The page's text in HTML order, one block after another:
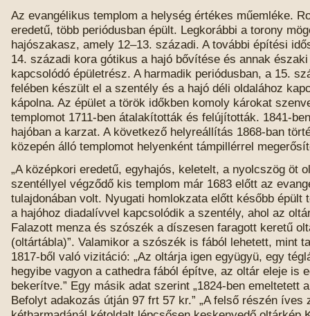
Az evangélikus templom a helység értékes műemléke.
eredetű, több periódusban épült. Legkorábbi a torony
hajószakasz, amely 12–13. századi. A további építési
14. századi kora gótikus a hajó bővítése és annak
kapcsolódó épületrész. A harmadik periódusban, a 15.
felében készült el a szentély és a hajó déli oldalához
kápolna. Az épület a török időkben komoly károkat
templomot 1711-ben átalakították és felújították. 1841-
hajóban a karzat. A következő helyreállítás 1868-ban
közepén álló templomot helyenként támpillérrel
„A középkori eredetű, egyhajós, keletelt, a nyolcszög öt
szentéllyel végződő kis templom már 1683 előtt az
tulajdonában volt. Nyugati homlokzata előtt később épült
a hajóhoz diadalívvel kapcsolódik a szentély, ahol az
Falazott menza és szószék a díszesen faragott keretű
(oltártábla)”. Valamikor a szószék is fából lehetett, mint
1817-ből való vizitáció: „Az oltárja igen együgyü, egy
hegyibe vagyon a cathedra fából építve, az oltár eleje is
bekerítve.” Egy másik adat szerint „1824-ben emeltetett
Befolyt adakozás útján 97 frt 57 kr.” „A felső részén íves